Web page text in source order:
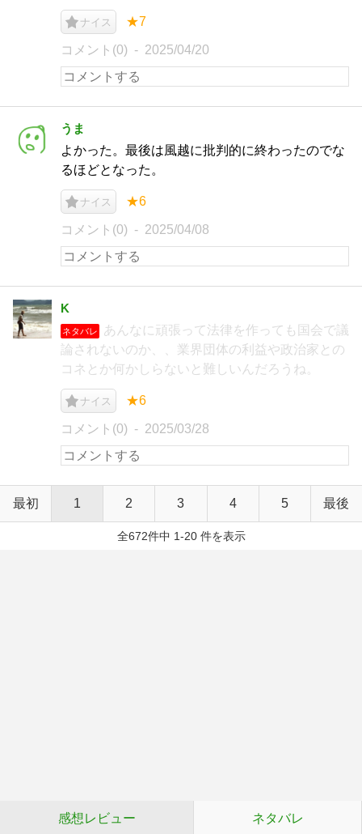
ナイス ★7
コメント(0) 2025/04/20
うま
よかった。最後は風越に批判的に終わったのでな
るほどとなった。
ナイス ★6
コメント(0) 2025/04/08
K
ネタバレ
あんなに頑張って法律を作っても国会で議
論されないのか、、業界団体の利益や政治家との
コネとか何かしらないと難しいんだろうね。
ナイス ★6
コメント(0) 2025/03/28
最初 1 2 3 4 5 最後
全672件中 1-20 件を表示
感想レビュー ネタバレ